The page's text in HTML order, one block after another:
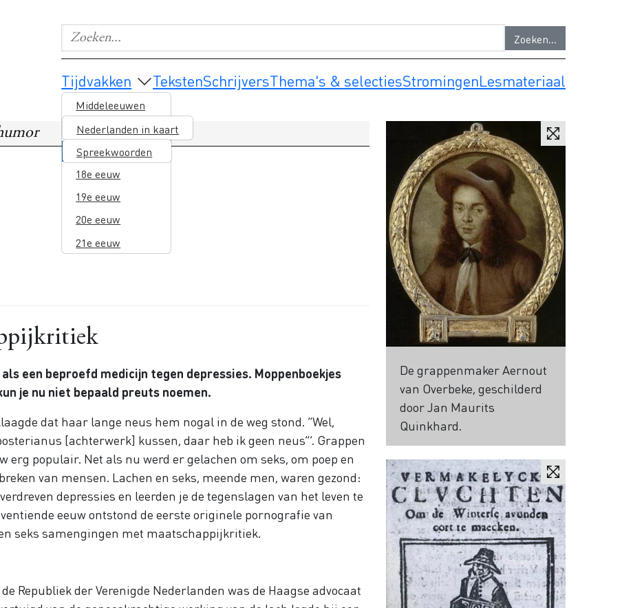
Zoeken...
Geef de woorden op waar je naar wilt zoeken.
Main navigation
Tijdvakken
Middeleeuwen
Nederlanden in kaart
16e eeuw
Spreekwoorden
17e eeuw
18e eeuw
19e eeuw
20e eeuw
21e eeuw
TekstenSchrijversThema's & selectiesStromingenLesmateriaal
een beproefd medicijn tegen depressies. Moppenboekjes
je nu niet bepaald preuts noemen.
dat haar lange neus hem nogal in de weg stond. “Wel,
[achterwerk] kussen, daar heb ik geen neus”’. Grappen
erg populair. Net als nu werd er gelachen om seks, om poep en
van mensen. Lachen en seks, meende men, waren gezond:
depressies en leerden je de tegenslagen van het leven te
eeuw ontstond de eerste originele pornografie van
seks samengingen met maatschappijkritiek.
Republiek der Verenigde Nederlanden was de Haagse advocaat
De grappenmaker Aernout
van Overbeke, geschilderd
door Jan Maurits
Quinkhard.